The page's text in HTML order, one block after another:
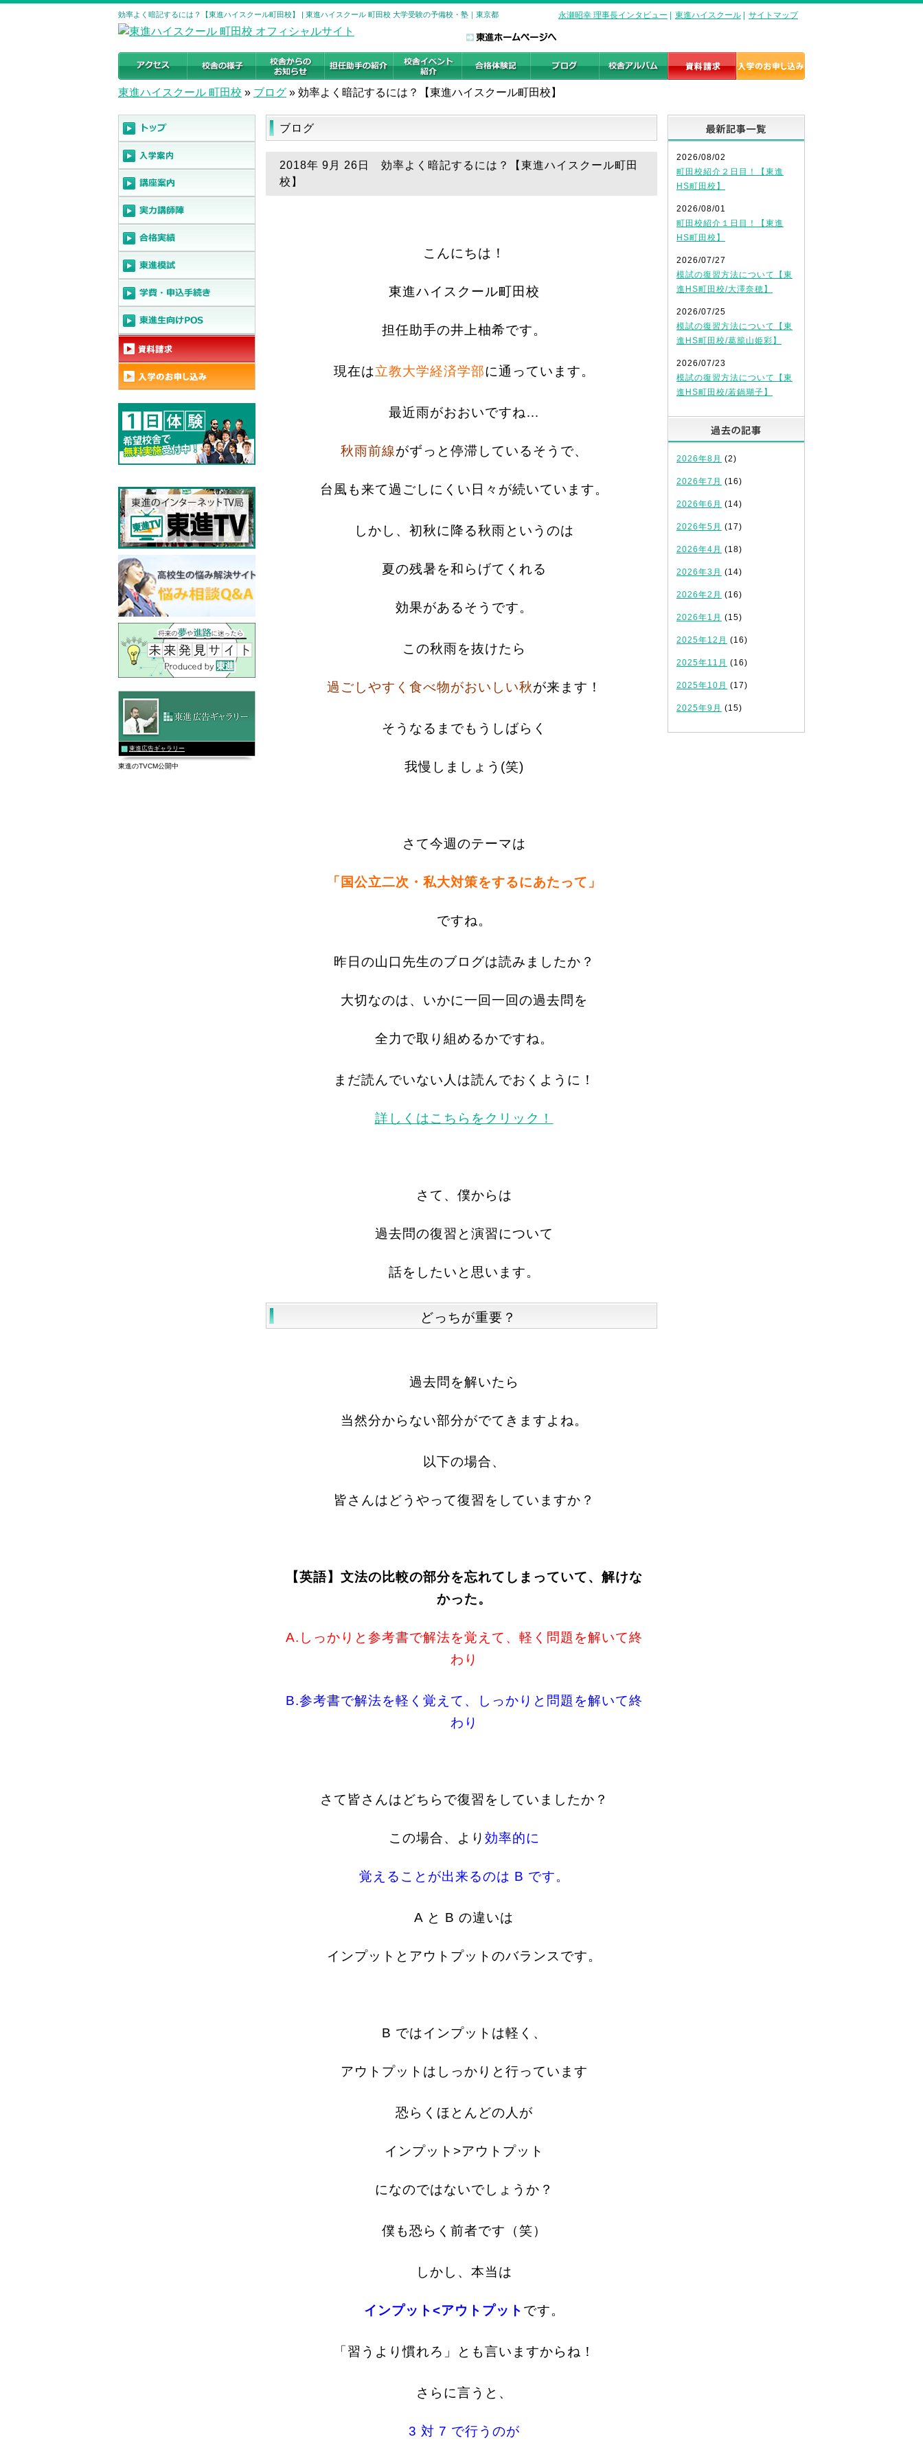
効率よく暗記するには？【東進ハイスクール町田校】 | 東進ハイスクール 町田校 大学受験の予備校・塾｜東京都 永瀬昭幸 理事長インタビュー 東進ハイスクール サイトマップ
東進ハイスクール 町田校 » ブログ » 効率よく暗記するには？【東進ハイスクール町田校】
ブログ
2018年 9月 26日 効率よく暗記するには？【東進ハイスクール町田
校】
こんにちは！
東進ハイスクール町田校
担任助手の井上柚希です。
現在は立教大学経済学部に通っています。
最近雨がおおいですね…
秋雨前線がずっと停滞しているそうで、
台風も来て過ごしにくい日々が続いています。
しかし、初秋に降る秋雨というのは
夏の残暑を和らげてくれる
効果があるそうです。
この秋雨を抜けたら
過ごしやすく食べ物がおいしい秋が来ます！
そうなるまでもうしばらく
我慢しましょう(笑)
さて今週のテーマは
「国公立二次・私大対策をするにあたって」
ですね。
昨日の山口先生のブログは読みましたか？
大切なのは、いかに一回一回の過去問を
全力で取り組めるかですね。
まだ読んでいない人は読んでおくように！
詳しくはこちらをクリック！
さて、僕からは
過去問の復習と演習について
話をしたいと思います。
どっちが重要？
過去問を解いたら
当然分からない部分がでてきますよね。
以下の場合、
皆さんはどうやって復習をしていますか？
【英語】文法の比較の部分を忘れてしまっていて、解けな
かった。
A.しっかりと参考書で解法を覚えて、軽く問題を解いて終
わり
B.参考書で解法を軽く覚えて、しっかりと問題を解いて終
わり
さて皆さんはどちらで復習をしていましたか？
この場合、より 効率的に
覚えることが出来るのは B です。
A と B の違いは
インプットとアウトプットのバランスです。
B ではインプットは軽く、
アウトプットはしっかりと行っています
恐らくほとんどの人が
インプット>アウトプット
になのではないでしょうか？
僕も恐らく前者です（笑）
しかし、本当は
インプット<アウトプット です。
「習うより慣れろ」とも言いますからね！
さらに言うと、
3 対 7 で行うのが
2026/08/02
町田校紹介２日目！【東進
HS町田校】
2026/08/01
町田校紹介１日目！【東進
HS町田校】
2026/07/27
模試の復習方法について【東
進HS町田校/大澤奈穂】
2026/07/25
模試の復習方法について【東
進HS町田校/葛籠山姫彩】
2026/07/23
模試の復習方法について【東
進HS町田校/若鍋瑚子】
2026年8月 (2)
2026年7月 (16)
2026年6月 (14)
2026年5月 (17)
2026年4月 (18)
2026年3月 (14)
2026年2月 (16)
2026年1月 (15)
2025年12月 (16)
2025年11月 (16)
2025年10月 (17)
2025年9月 (15)
東進広告ギャラリー
東進のTVCM公開中